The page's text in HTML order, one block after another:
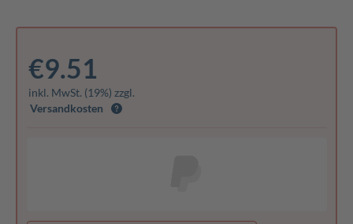
€9.51
inkl. MwSt. (19%) zzgl.
Versandkosten